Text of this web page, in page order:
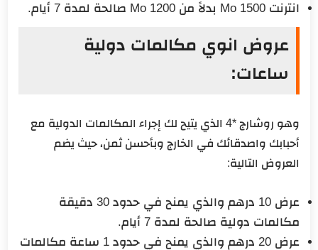
انترنت 1500 Mo بدلاً من 1200 Mo صالحة لمدة 7 أيام.
عروض انوي مكالمات دولية
ساعات:
وهو روشارج *4 الذي يتيح لك إجراء المكالمات الدولية مع
أحبابك واصدقائك في الخارج وبأحسن ثمن، حيث يضم
العروض التالية:
عرض 10 درهم والذي يمنح في حدود 30 دقيقة
مكالمات دولية صالحة لمدة 7 أيام.
عرض 20 درهم والذي يمنح في حدود 1 ساعة مكالمات